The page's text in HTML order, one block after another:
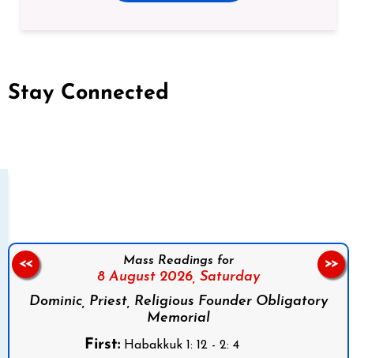
Stay Connected
Follow us on Facebook
Mass Readings for
8 August 2026, Saturday
Dominic, Priest, Religious Founder Obligatory
Memorial
First: Habakkuk 1: 12 - 2: 4
<< >>